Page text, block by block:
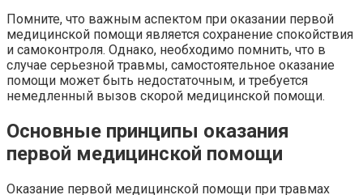
Помните, что важным аспектом при оказании первой
медицинской помощи является сохранение спокойствия
и самоконтроля. Однако, необходимо помнить, что в
случае серьезной травмы, самостоятельное оказание
помощи может быть недостаточным, и требуется
немедленный вызов скорой медицинской помощи.
Основные принципы оказания
первой медицинской помощи
Оказание первой медицинской помощи при травмах